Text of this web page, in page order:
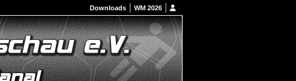
Downloads WM 2026